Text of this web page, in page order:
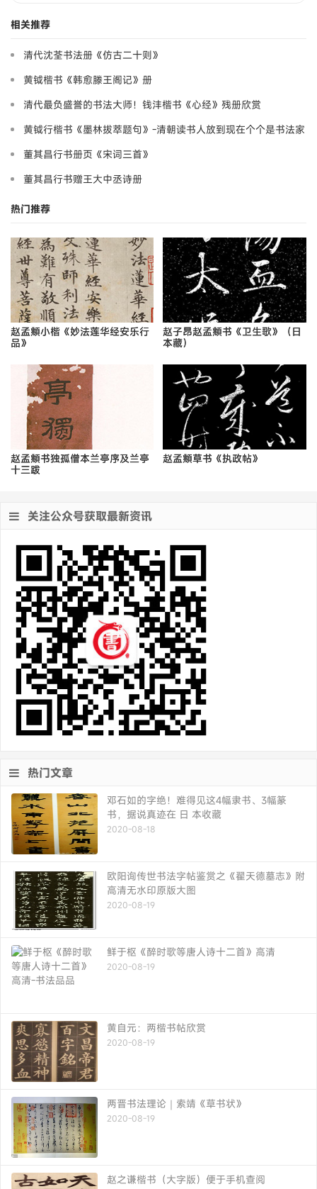
相关推荐
清代沈荃书法册《仿古二十则》
黄钺楷书《韩愈滕王阁记》册
清代最负盛誉的书法大师！钱沣楷书《心经》残册欣赏
黄钺行楷书《墨林拔萃题句》-清朝读书人放到现在个个是书法家
董其昌行书册页《宋词三首》
董其昌行书赠王大中丞诗册
热门推荐
赵孟頫小楷《妙法莲华经安乐行
品》
赵子昂赵孟頫书《卫生歌》（日
本藏）
赵孟頫书独孤僧本兰亭序及兰亭
十三跋
赵孟頫草书《执政帖》
关注公众号获取最新资讯
热门文章
邓石如的字绝！难得见这4幅隶书、3幅篆
书，据说真迹在 日 本收藏
2020-08-18
欧阳询传世书法字帖鉴赏之《翟天德墓志》附
高清无水印原版大图
2020-08-19
鲜于枢《醉时歌等唐人诗十二首》高清
2020-08-19
黄自元：两楷书帖欣赏
2020-08-19
两晋书法理论｜索靖《草书状》
2020-08-19
赵之谦楷书（大字版）便于手机查阅